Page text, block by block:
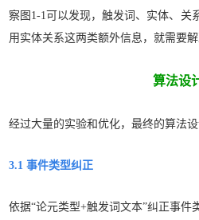
察图1-1可以发现，触发词、实体、关
用实体关系这两类额外信息，就需要解
算法设
经过大量的实验和优化，最终的算法设
3.1 事件类型纠正
依据“论元类型+触发词文本”纠正事件